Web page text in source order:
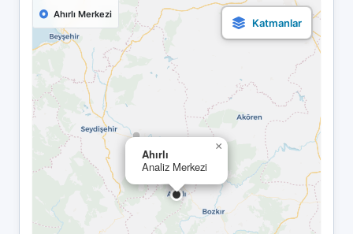
Ahırlı
Analiz Merkezi
×
Ahırlı Merkezi